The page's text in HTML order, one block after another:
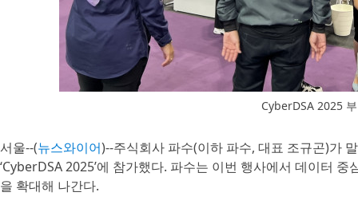
CyberDSA 2025
서울--(뉴스와이어)--주식회사 파수(이하 파수, 대표 조규곤)가
‘CyberDSA 2025’에 참가했다. 파수는 이번 행사에서 데이터
을 확대해 나간다.